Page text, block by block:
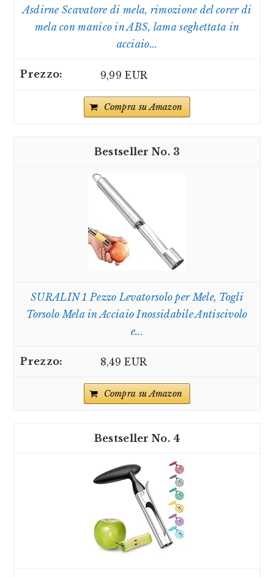
Asdirne Scavatore di mela, rimozione del corer di
mela con manico in ABS, lama seghettata in
acciaio...
9,99 EUR
Compra su Amazon
3
SURALIN 1 Pezzo Levatorsolo per Mele, Togli
Torsolo Mela in Acciaio Inossidabile Antiscivolo
e...
8,49 EUR
Compra su Amazon
4